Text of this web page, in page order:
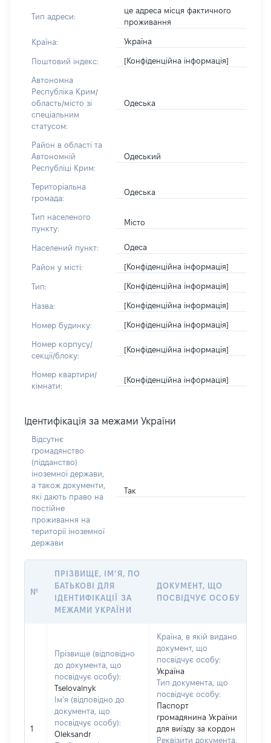
Тип адреси:
це адреса місця фактичного
проживання
Країна: Україна
Поштовий індекс: [Конфіденційна інформація]
Автономна
Республіка Крим/
область/місто зі
спеціальним
статусом:
Одеська
Район в області та
Автономній
Республіці Крим:
Одеський
Територіальна
громада:
Одеська
Тип населеного
пункту:
Місто
Населений пункт: Одеса
Район у місті: [Конфіденційна інформація]
Тип: [Конфіденційна інформація]
Назва: [Конфіденційна інформація]
Номер будинку: [Конфіденційна інформація]
Номер корпусу/
секції/блоку:
[Конфіденційна інформація]
Номер квартири/
кімнати:
[Конфіденційна інформація]
Ідентифікація за межами України
Відсутнє
громадянство
(підданство)
іноземної держави,
а також документи,
які дають право на
постійне
проживання на
території іноземної
держави
Так
№
ПРІЗВИЩЕ, ІМ’Я, ПО
БАТЬКОВІ ДЛЯ
ІДЕНТИФІКАЦІЇ ЗА
МЕЖАМИ УКРАЇНИ
ДОКУМЕНТ, ЩО
ПОСВІДЧУЄ ОСОБУ
1
Прізвище (відповідно
до документа, що
посвідчує особу):
Tselovalnyk
Ім’я (відповідно до
документа, що
посвідчує особу):
Oleksandr
Країна, в якій видано
документ, що
посвідчує особу:
Україна
Тип документа, що
посвідчує особу:
Паспорт
громадянина України
для виїзду за кордон
Реквізити документа,